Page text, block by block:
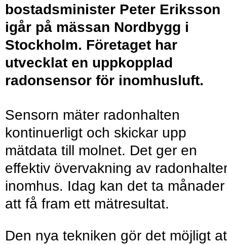
bostadsminister Peter Eriksson
igår på mässan Nordbygg i
Stockholm. Företaget har
utvecklat en uppkopplad
radonsensor för inomhusluft.
Sensorn mäter radonhalten
kontinuerligt och skickar upp
mätdata till molnet. Det ger en
effektiv övervakning av
inomhus. Idag kan det ta månader
att få fram ett mätresultat.
Den nya tekniken gör det möjligt